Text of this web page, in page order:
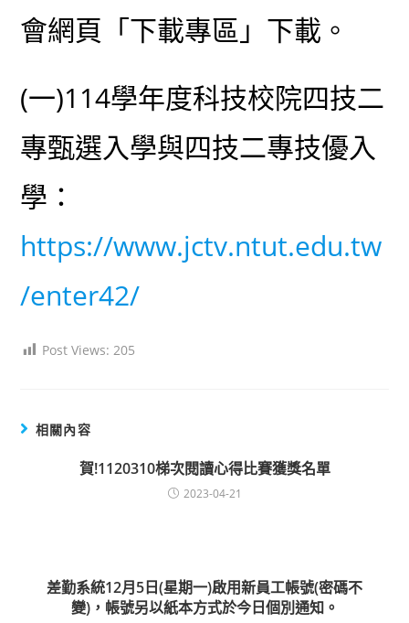
會網頁「下載專區」下載。
(一)114學年度科技校院四技二
專甄選入學與四技二專技優入
學：
https://www.jctv.ntut.edu.tw
/enter42/
Post Views: 205
相關內容
賀!1120310梯次閱讀心得比賽獲獎名單
2023-04-21
差勤系統12月5日(星期一)啟用新員工帳號(密碼不
變)，帳號另以紙本方式於今日個別通知。